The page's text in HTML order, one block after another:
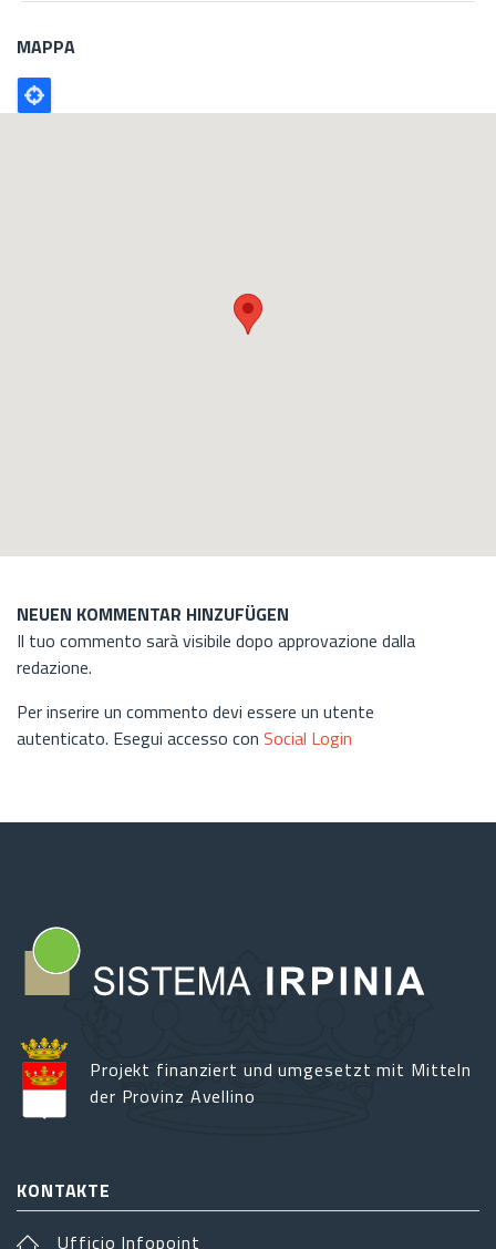
MAPPA
Poligono
GEO
NEUEN KOMMENTAR HINZUFÜGEN
Il tuo commento sarà visibile dopo approvazione dalla
redazione.
Per inserire un commento devi essere un utente
autenticato. Esegui accesso con Social Login
Projekt finanziert und umgesetzt mit Mitteln
der Provinz Avellino
KONTAKTE
Ufficio Infopoint